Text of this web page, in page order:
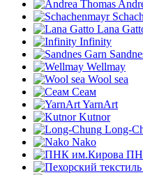
Lana
Infinity
Wellmay
Wool sea
Сеам
YarnArt
Kutnor
Long-
Nako